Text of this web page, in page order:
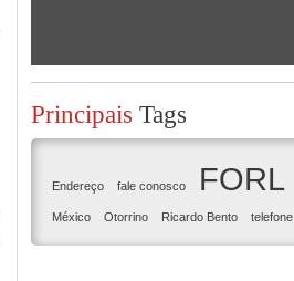
Principais Tags
Endereço fale conosco FORL
México Otorrino Ricardo Bento telefone